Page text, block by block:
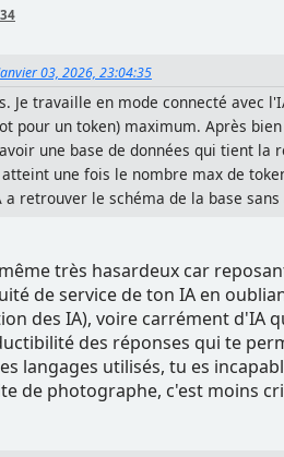
03, 2026, 23:04:35
Je travaille en mode connecté avec
pour un token) maximum. Après
une base de données qui tient
une fois le nombre max de
retrouver le schéma de la base
très hasardeux car
de service de ton IA en
des IA), voire carrément d'IA
des réponses qui te
langages utilisés, tu es
de photographe, c'est moins